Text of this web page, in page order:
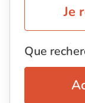
Je
Que